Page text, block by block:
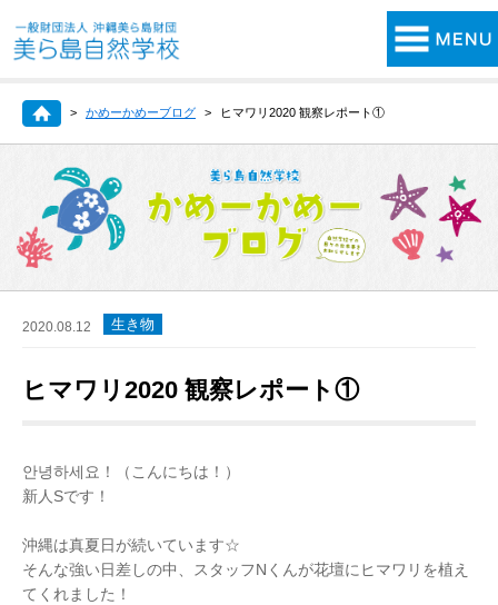
かめーかめーブログ ヒマワリ2020 観察レポート①
2020.08.12 生き物
ヒマワリ2020 観察レポート①
안녕하세요！（こんにちは！）
新人Sです！
沖縄は真夏日が続いています☆
そんな強い日差しの中、スタッフNくんが花壇にヒマワリを植え
てくれました！